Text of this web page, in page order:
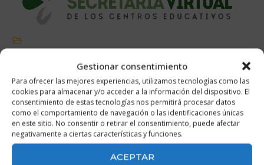
Gestionar consentimiento
Para ofrecer las mejores experiencias, utilizamos tecnologías como las
cookies para almacenar y/o acceder a la información del dispositivo. El
consentimiento de estas tecnologías nos permitirá procesar datos
como el comportamiento de navegación o las identificaciones únicas
en este sitio. No consentir o retirar el consentimiento, puede afectar
negativamente a ciertas características y funciones.
ACEPTAR
Secreatría virtual